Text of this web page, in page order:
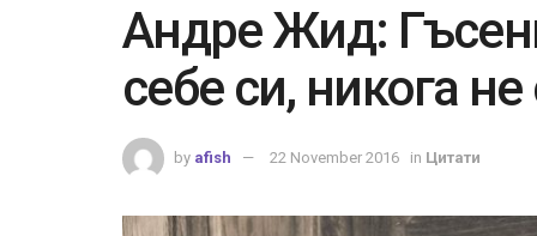
Андре Жид:
себе си, никога
by afish 22 November 2016 in Цитати